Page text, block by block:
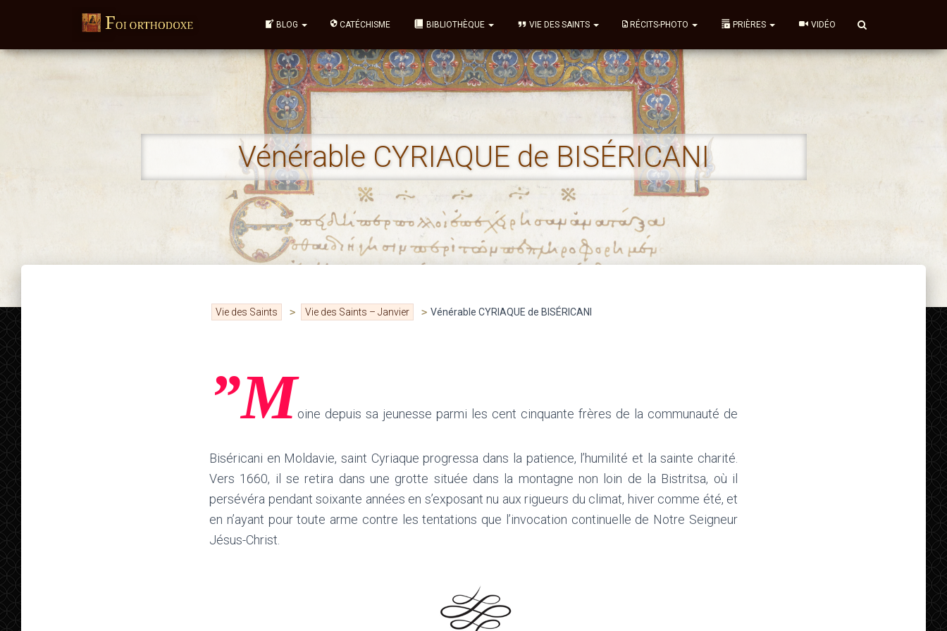
BLOG CATÉCHISME BIBLIOTHÈQUE VIE DES SAINTS RÉCITS-PHOTO PRIÈRES VIDÉO
Vénérable CYRIAQUE de BISÉRICANI
Vie des Saints > Vie des Saints – Janvier > Vénérable CYRIAQUE de BISÉRICANI
”Moine depuis sa jeunesse parmi les cent cinquante frères de la communauté de
Biséricani en Moldavie, saint Cyriaque progressa dans la patience, l’humilité et la sainte charité.
Vers 1660, il se retira dans une grotte située dans la montagne non loin de la Bistritsa, où il
persévéra pendant soixante années en s’exposant nu aux rigueurs du climat, hiver comme été, et
en n’ayant pour toute arme contre les tentations que l’invocation continuelle de Notre Seigneur
Jésus-Christ.